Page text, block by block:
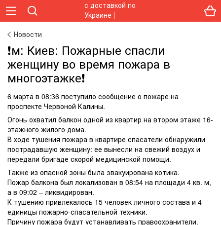
Новости
❗️м: Киев: Пожарные спасли
женщину во время пожара в
многоэтажке❗️
6 марта в 08:36 поступило сообщение о пожаре на
проспекте Червоной Калины.
Огонь охватил балкон одной из квартир на втором этаже 16-
этажного жилого дома.
В ходе тушения пожара в квартире спасатели обнаружили
пострадавшую женщину: ее вынесли на свежий воздух и
передали бригаде скорой медицинской помощи.
Также из опасной зоны была эвакуирована котика.
Пожар балкона был локализован в 08:54 на площади 4 кв. м,
а в 09:02 – ликвидирован.
К тушению привлекалось 15 человек личного состава и 4
единицы пожарно-спасательной техники.
Причину пожара будут устанавливать правоохранители.